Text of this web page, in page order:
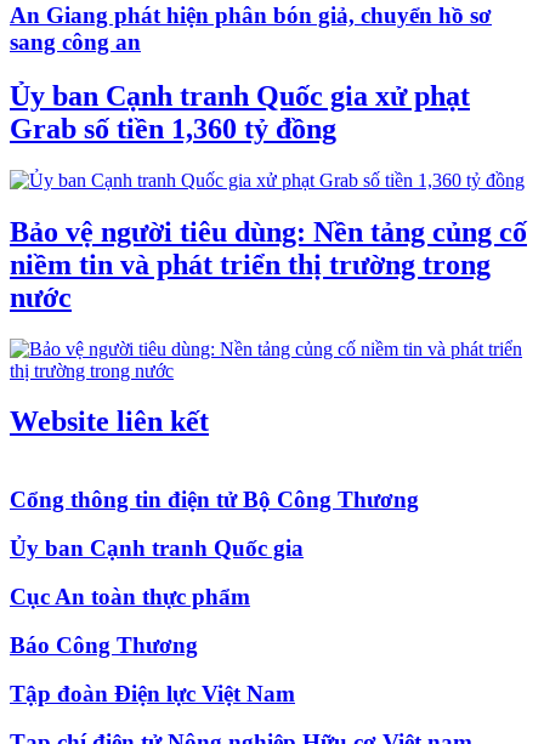
An Giang phát hiện phân bón giả, chuyển hồ sơ
sang công an
Ủy ban Cạnh tranh Quốc gia xử phạt
Grab số tiền 1,360 tỷ đồng
Bảo vệ người tiêu dùng: Nền tảng củng cố
niềm tin và phát triển thị trường trong
nước
Website liên kết
Cổng thông tin điện tử Bộ Công Thương
Ủy ban Cạnh tranh Quốc gia
Cục An toàn thực phẩm
Báo Công Thương
Tập đoàn Điện lực Việt Nam